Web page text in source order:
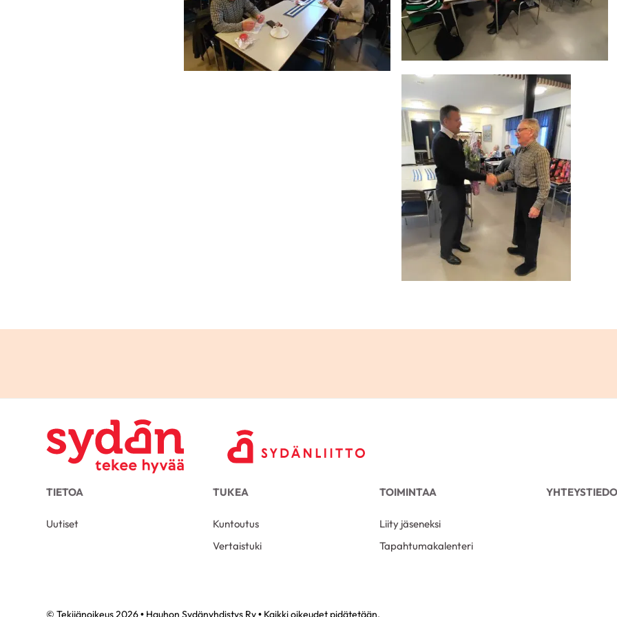
TIETOA
Uutiset
TUKEA
Kuntoutus
Vertaistuki
TOIMINTAA
Liity jäseneksi
Tapahtumakalenteri
© Tekijänoikeus 2026 • Hauhon Sydänyhdistys Ry • Kaikki oikeudet pidätetään.